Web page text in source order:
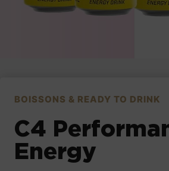
BOISSONS & READY TO DRINK
C4
Energy